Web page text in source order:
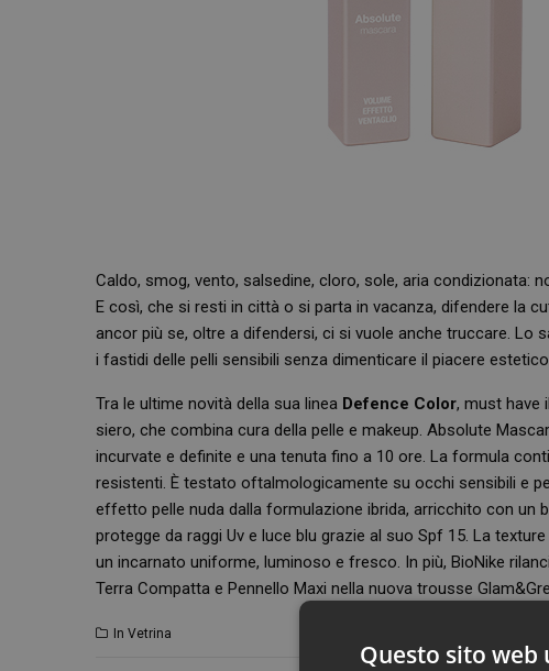
Caldo, smog, vento, salsedine, cloro, sole, aria condizionata:
E così, che si resti in città o si parta in vacanza, difendere la
ancor più se, oltre a difendersi, ci si vuole anche truccare. Lo
i fastidi delle pelli sensibili senza dimenticare il piacere
Tra le ultime novità della sua linea Defence Color, must have
siero, che combina cura della pelle e makeup. Absolute
incurvate e definite e una tenuta fino a 10 ore. La formula
resistenti. È testato oftalmologicamente su occhi sensibili e
effetto pelle nuda dalla formulazione ibrida, arricchito con un
protegge da raggi Uv e luce blu grazie al suo Spf 15. La
un incarnato uniforme, luminoso e fresco. In più, BioNike
Terra Compatta e Pennello Maxi nella nuova trousse
In Vetrina
Questo sito web